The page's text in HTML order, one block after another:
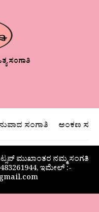
ಸಂಗಾತಿ
ಸಂಗಾತಿ ಅಂಕಣ
ಮುಖಾಂತರ ನಮ್ಮ ಸಂಗತಿ
ಇಮೇಲ್ :-